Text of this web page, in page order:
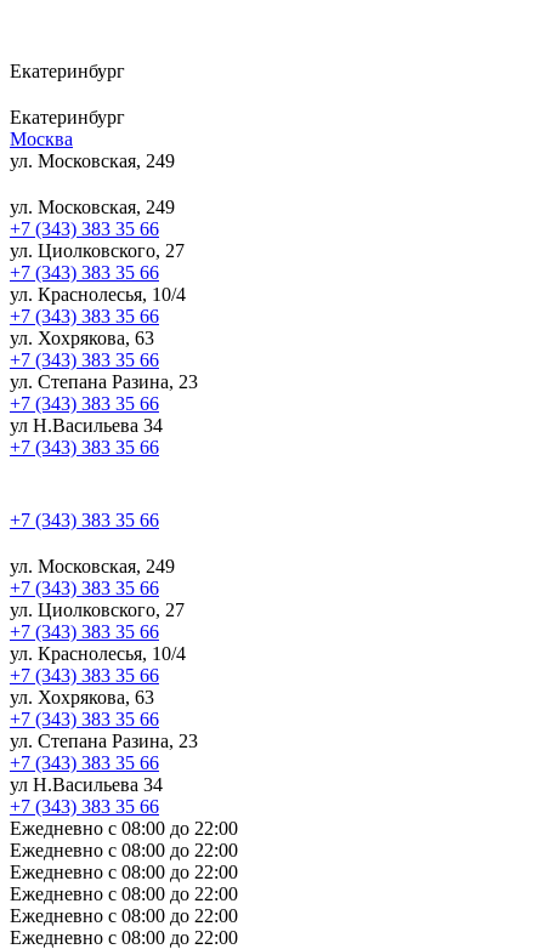
Екатеринбург
Екатеринбург
Москва
ул. Московская, 249
ул. Московская, 249
+7 (343) 383 35 66
ул. Циолковского, 27
+7 (343) 383 35 66
ул. Краснолесья, 10/4
+7 (343) 383 35 66
ул. Хохрякова, 63
+7 (343) 383 35 66
ул. Степана Разина, 23
+7 (343) 383 35 66
ул Н.Васильева 34
+7 (343) 383 35 66
+7 (343) 383 35 66
ул. Московская, 249
+7 (343) 383 35 66
ул. Циолковского, 27
+7 (343) 383 35 66
ул. Краснолесья, 10/4
+7 (343) 383 35 66
ул. Хохрякова, 63
+7 (343) 383 35 66
ул. Степана Разина, 23
+7 (343) 383 35 66
ул Н.Васильева 34
+7 (343) 383 35 66
Ежедневно с 08:00 до 22:00
Ежедневно с 08:00 до 22:00
Ежедневно с 08:00 до 22:00
Ежедневно с 08:00 до 22:00
Ежедневно с 08:00 до 22:00
Ежедневно с 08:00 до 22:00